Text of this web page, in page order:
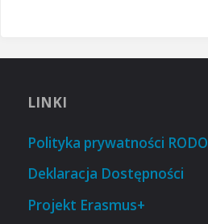
LINKI
Polityka prywatności RODO
Deklaracja Dostępności
Projekt Erasmus+